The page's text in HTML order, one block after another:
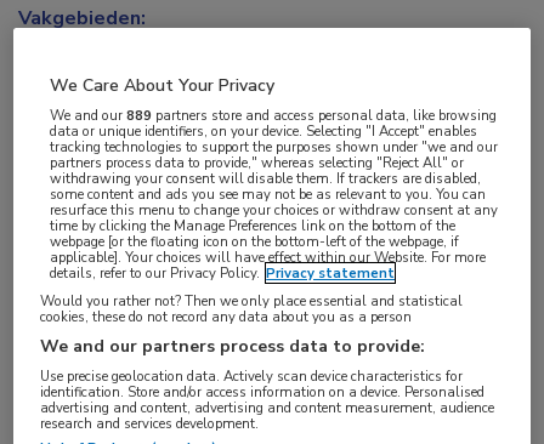
Venetoclax kan in combinatie met een
hypomethylerend middel worden opgenomen in
het basispakket voor de behandeling van acute
myeloïde leukemie (AML). Het Zorginstituut
Vakgebieden:
Aandachtsgebieden:
Leukemie
Tags:
AML,venetoclax
We Care About Your Privacy
We and our889 partners store and access personal data, like browsing
data or unique identifiers, on your device. Selecting "I Accept" enables
tracking technologies to support the purposes shown under "we and our
partners process data to provide," whereas selecting "Reject All" or
withdrawing your consent will disable them. If trackers are disabled,
some content and ads you see may not be as relevant to you. You can
resurface this menu to change your choices or withdraw consent at any
time by clicking the Manage Preferences link on the bottom of the
webpage [or the floating icon on the bottom-left of the webpage, if
applicable]. Your choices will have effect within our Website. For more
details, refer to our Privacy Policy. Privacy statement
Would you rather not? Then we only place essential and statistical
cookies, these do not record any data about you as a person
We and our partners process data to provide:
Use precise geolocation data. Actively scan device characteristics for
identification. Store and/or access information on a device. Personalised
advertising and content, advertising and content measurement, audience
research and services development.